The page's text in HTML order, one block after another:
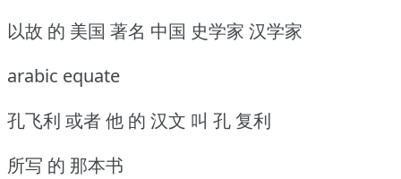
以故 的 美国 著名 中国 史学家 汉学家
arabic equate
孔飞利 或者 他 的 汉文 叫 孔 复利
所写 的 那本书